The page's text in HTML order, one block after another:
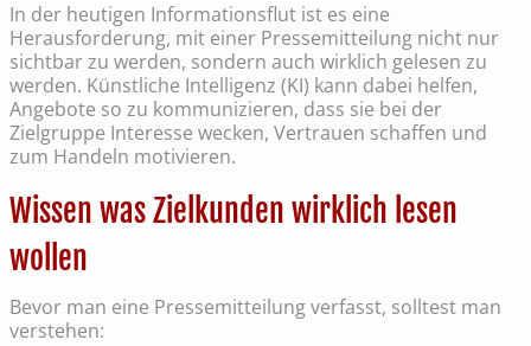
In der heutigen Informationsflut ist es eine
Herausforderung, mit einer Pressemitteilung nicht nur
sichtbar zu werden, sondern auch wirklich gelesen zu
werden. Künstliche Intelligenz (KI) kann dabei helfen,
Angebote so zu kommunizieren, dass sie bei der
Zielgruppe Interesse wecken, Vertrauen schaffen und
zum Handeln motivieren.
Wissen was Zielkunden wirklich lesen
wollen
Bevor man eine Pressemitteilung verfasst, solltest man
verstehen: